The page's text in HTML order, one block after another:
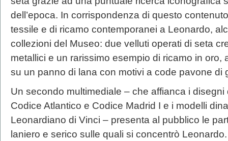
dell’epoca. In corrispondenza di questo
tessile e di ricamo contemporanei a Leonardo,
collezioni del Museo: due velluti operati di seta
metallici e un rarissimo esempio di ricamo in oro,
su un panno di lana con motivi a code pavone di
Un secondo multimediale – che affianca i
Codice Atlantico e Codice Madrid I e i modelli
Leonardiano di Vinci – presenta al pubblico le
laniero e serico sulle quali si concentrò Leonardo.